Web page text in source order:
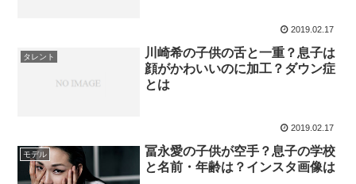
2019.02.17
タレント
川崎希の子供の舌と一重？息子は
顔がかわいいのに加工？ダウン症
とは
2019.02.17
モデル
冨永愛の子供が空手？息子の学校
と名前・年齢は？インスタ画像は